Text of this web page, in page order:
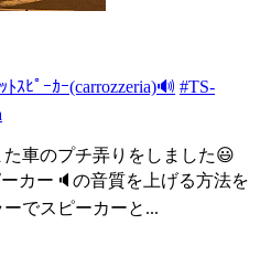
ﾄｽﾋﾟｰｶｰ(carrozzeria)🔊 #TS-
車のプチ弄りをしました😃
カー🔈の音質を上げる方法を
でスピーカーと...